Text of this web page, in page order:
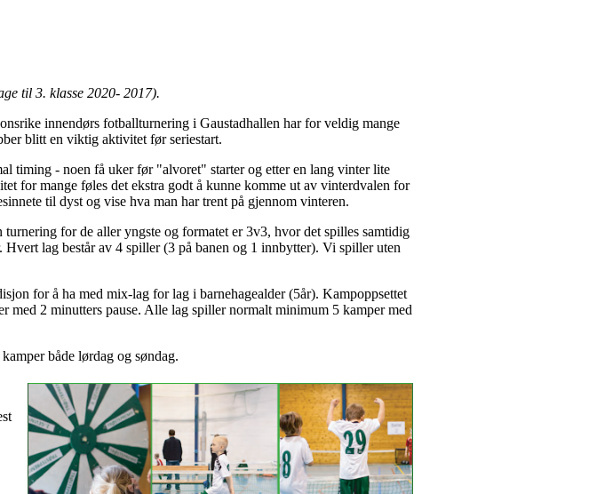
til 3. klasse 2020- 2017).
innendørs fotballturnering i Gaustadhallen har for veldig mange
blitt en viktig aktivitet før seriestart.
timing - noen få uker før "alvoret" starter og etter en lang vinter lite
for mange føles det ekstra godt å kunne komme ut av vinterdvalen for
til dyst og vise hva man har trent på gjennom vinteren.
turnering for de aller yngste og formatet er 3v3, hvor det spilles samtidig
Hvert lag består av 4 spiller (3 på banen og 1 innbytter). Vi spiller uten
for å ha med mix-lag for lag i barnehagealder (5år). Kampoppsettet
2 minutters pause. Alle lag spiller normalt minimum 5 kamper med
både lørdag og søndag.